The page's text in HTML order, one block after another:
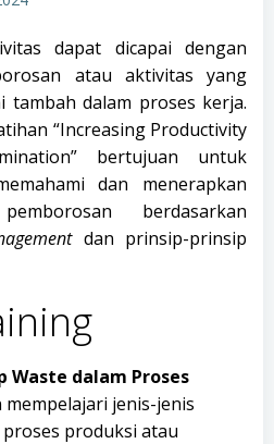
dapat dicapai dengan
atau aktivitas yang
tambah dalam proses kerja.
“Increasing Productivity
bertujuan untuk
dan menerapkan
berdasarkan
dan prinsip-prinsip
Waste dalam Proses
mempelajari jenis-jenis
produksi atau